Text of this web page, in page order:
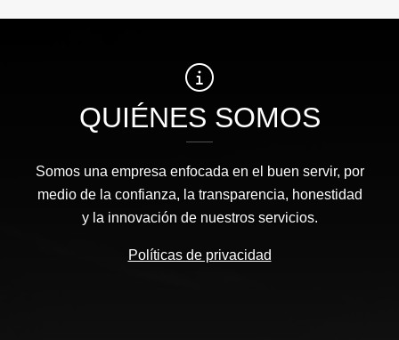
QUIÉNES SOMOS
Somos una empresa enfocada en el buen servir, por
medio de la confianza, la transparencia, honestidad
y la innovación de nuestros servicios.
Políticas de privacidad